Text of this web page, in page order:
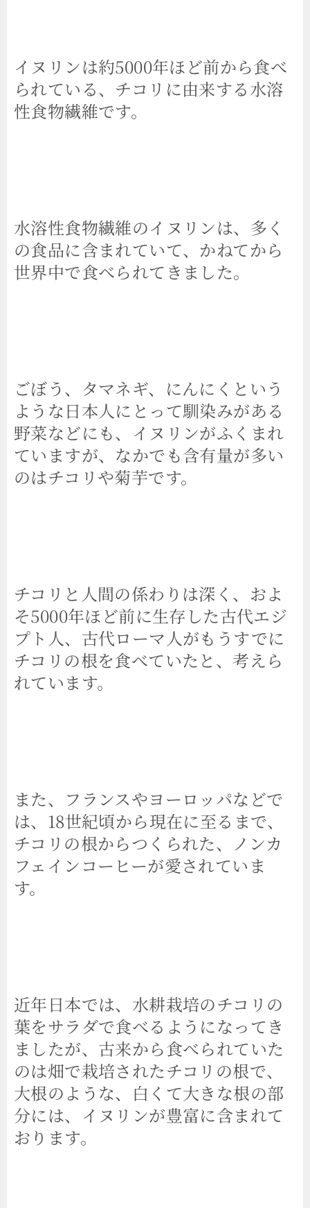
イヌリンは約5000年ほど前から食べ
られている、チコリに由来する水溶
性食物繊維です。
水溶性食物繊維のイヌリンは、多く
の食品に含まれていて、かねてから
世界中で食べられてきました。
ごぼう、タマネギ、にんにくという
ような日本人にとって馴染みがある
野菜などにも、イヌリンがふくまれ
ていますが、なかでも含有量が多い
のはチコリや菊芋です。
チコリと人間の係わりは深く、およ
そ5000年ほど前に生存した古代エジ
プト人、古代ローマ人がもうすでに
チコリの根を食べていたと、考えら
れています。
また、フランスやヨーロッパなどで
は、18世紀頃から現在に至るまで、
チコリの根からつくられた、ノンカ
フェインコーヒーが愛されていま
す。
近年日本では、水耕栽培のチコリの
葉をサラダで食べるようになってき
ましたが、古来から食べられていた
のは畑で栽培されたチコリの根で、
大根のような、白くて大きな根の部
分には、イヌリンが豊富に含まれて
おります。